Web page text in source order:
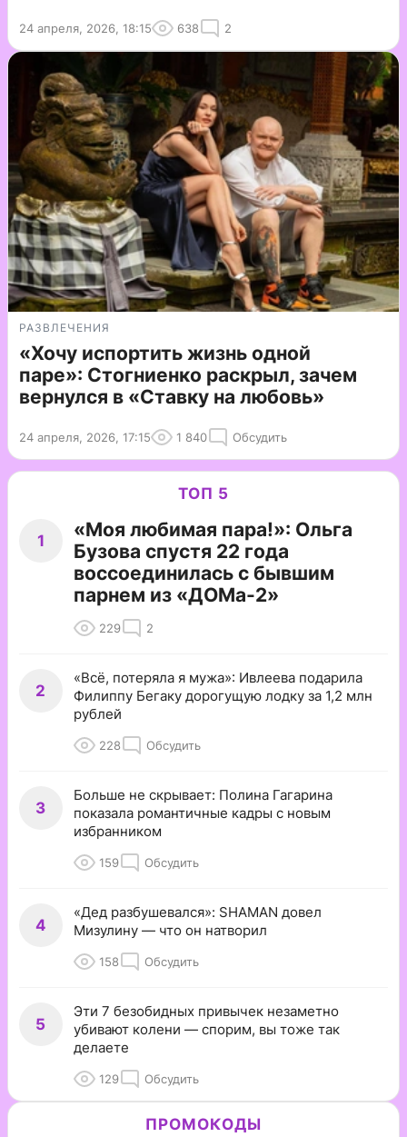
24 апреля, 2026, 18:15 638 2
РАЗВЛЕЧЕНИЯ
«Хочу испортить жизнь одной
паре»: Стогниенко раскрыл, зачем
вернулся в «Ставку на любовь»
24 апреля, 2026, 17:15 1 840 Обсудить
ТОП 5
1
«Моя любимая пара!»: Ольга
Бузова спустя 22 года
воссоединилась с бывшим
парнем из «ДОМа-2»
229 2
2
«Всё, потеряла я мужа»: Ивлеева подарила
Филиппу Бегаку дорогущую лодку за 1,2 млн
рублей
228 Обсудить
3
Больше не скрывает: Полина Гагарина
показала романтичные кадры с новым
избранником
159 Обсудить
4
«Дед разбушевался»: SHAMAN довел
Мизулину — что он натворил
158 Обсудить
5
Эти 7 безобидных привычек незаметно
убивают колени — спорим, вы тоже так
делаете
129 Обсудить
ПРОМОКОДЫ